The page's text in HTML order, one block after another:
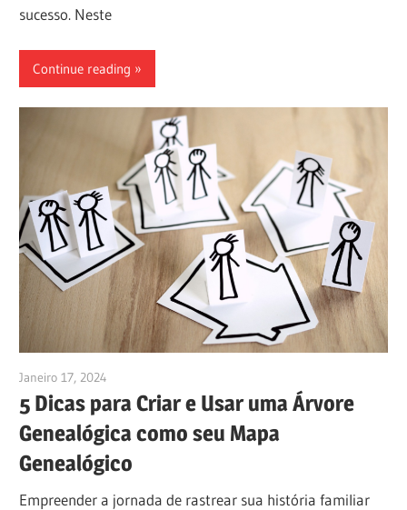
sucesso. Neste
Continue reading
Janeiro 17, 2024
5 Dicas para Criar e Usar uma Árvore
Genealógica como seu Mapa
Genealógico
Empreender a jornada de rastrear sua história familiar